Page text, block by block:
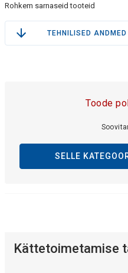
Rohkem sarnaseid tooteid
TEHNILISED ANDMED
Toode
SELLE
Kättetoimetamise